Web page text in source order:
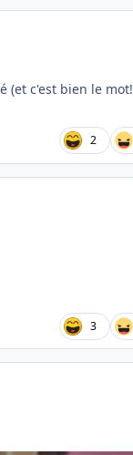
(et c'est bien le mot!
2
3